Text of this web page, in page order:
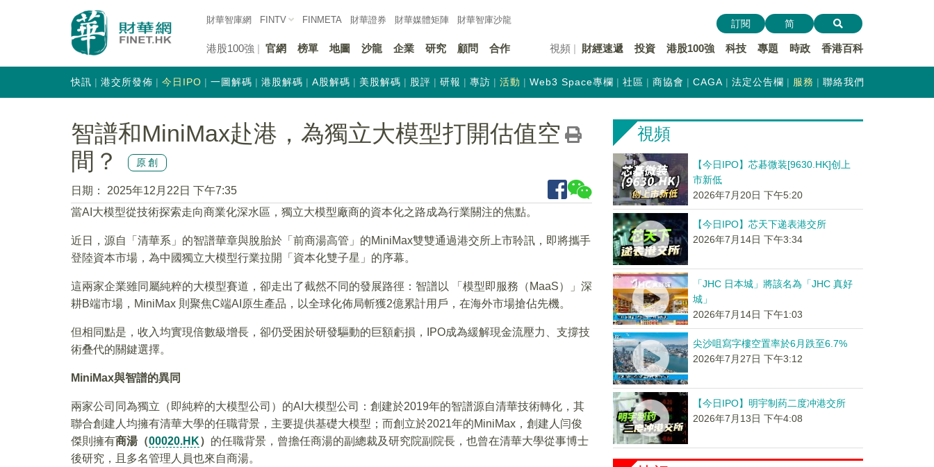
財華智庫網 FINTV FINMETA 財華證券 財華媒體矩陣 財華智庫沙龍
港股100強 官網 榜單 地圖 沙龍 企業 研究 顧問 合作 視頻 財經速遞 投資 港股100強 科技 專題 時政 香港百科
訂閱 简
快訊 港交所發佈 今日IPO 一圖解碼 港股解碼 A股解碼 美股解碼 股評 研報 專訪 活動 Web3 Space專欄 社區 商協會 CAGA 法定公告欄 服務 聯絡我們
智譜和MiniMax赴港，為獨立大模型打開估值空
間？
原創
日期：
2025年12月22日 下午7:35
當AI大模型從技術探索走向商業化深水區，獨立大模型廠商的資本化之路成為行業關注的焦點。
近日，源自「清華系」的智譜華章與脫胎於「前商湯高管」的MiniMax雙雙通過港交所上市聆訊，即將攜手
登陸資本市場，為中國獨立大模型行業拉開「資本化雙子星」的序幕。
這兩家企業雖同屬純粹的大模型賽道，卻走出了截然不同的發展路徑：智譜以 「模型即服務（MaaS）」深
耕B端市場，MiniMax 則聚焦C端AI原生產品，以全球化佈局斬獲2億累計用戶，在海外市場搶佔先機。
但相同點是，收入均實現倍數級增長，卻仍受困於研發驅動的巨額虧損，IPO成為緩解現金流壓力、支撐技
術叠代的關鍵選擇。
MiniMax與智譜的異同
兩家公司同為獨立（即純粹的大模型公司）的AI大模型公司：創建於2019年的智譜源自清華技術轉化，其
聯合創建人均擁有清華大學的任職背景，主要提供基礎大模型；而創立於2021年的MiniMax，創建人闫俊
傑則擁有商湯（00020.HK） 的任職背景，曾擔任商湯的副總裁及研究院副院長，也曾在清華大學從事博士
後研究，且多名管理人員也來自商湯。
視頻
【今日IPO】芯碁微装[9630.HK]创上
市新低
2026年7月20日 下午5:20
【今日IPO】芯天下递表港交所
2026年7月14日 下午3:34
「JHC 日本城」將該名為「JHC 真好
城」
2026年7月14日 下午1:03
尖沙咀寫字樓空置率於6月跌至6.7%
2026年7月27日 下午3:12
【今日IPO】明宇制药二度冲港交所
2026年7月13日 下午4:08